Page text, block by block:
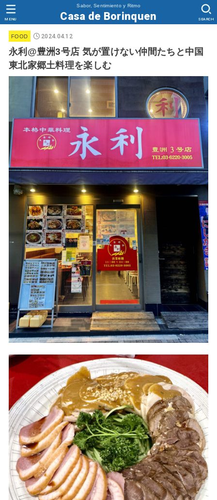
Sabor, Sentimiento y Ritmo
Casa de Borinquen SEARCH
MENU
FOOD 2024.04.12
永利@豊洲3号店 気が置けない仲間たちと中国
東北家郷土料理を楽しむ